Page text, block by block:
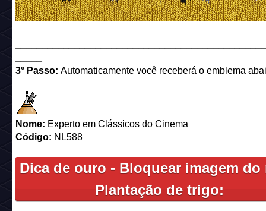
3° Passo: Automaticamente você receberá o emblema
Nome: Experto em Clássicos do Cinema
Código: NL588
Dica de ouro - Bloquear imagem do
Plantação de trigo: